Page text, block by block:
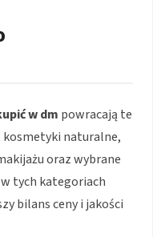
w dm powracają te
kosmetyki naturalne,
oraz wybrane
tych kategoriach
bilans ceny i jakości